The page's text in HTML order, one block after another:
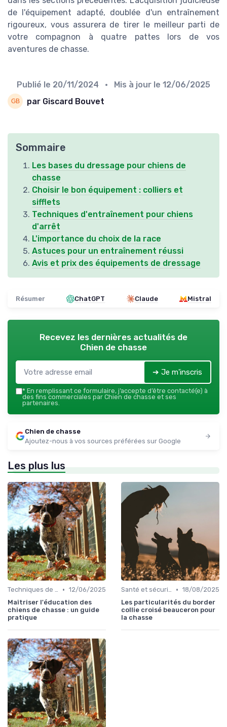
de l'équipement adapté, doublée d'un entraînement
rigoureux, vous assurera de tirer le meilleur parti de
votre compagnon à quatre pattes lors de vos
aventures de chasse.
Publié le 20/11/2024 • Mis à jour le 12/06/2025
par Giscard Bouvet
Sommaire
Les bases du dressage pour chiens de
chasse
Choisir le bon équipement : colliers et
sifflets
Techniques d'entraînement pour chiens
d'arrêt
L'importance du choix de la race
Astuces pour un entraînement réussi
Avis et prix des équipements de dressage
Résumer ChatGPT Claude Mistral
Recevez les dernières actualités de
Chien de chasse
➔ Je m'inscris
* En remplissant ce formulaire, j’accepte d’être contacté(e) à
des fins commerciales par Chien de chasse et ses
partenaires.
Chien de chasse
Ajoutez-nous à vos sources préférées sur Google
Les plus lus
Techniques de base • 12/06/2025
Maîtriser l'éducation des
chiens de chasse : un guide
pratique
Santé et sécurité pendant la chasse • 18/08/2025
Les particularités du border
collie croisé beauceron pour
la chasse